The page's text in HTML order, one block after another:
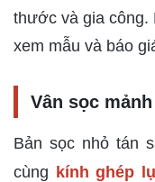
thước và gia công.
xem mẫu và báo
Vân sọc
Bản sọc nhỏ tán
cùng kính ghép